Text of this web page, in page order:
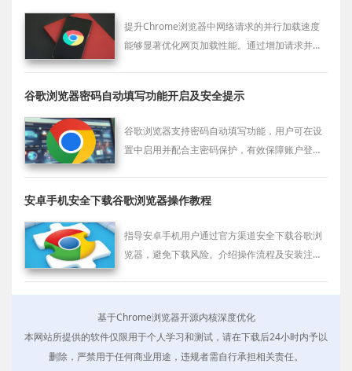
提升Chrome浏览器中网络请求的并行加载速度
能够显著优化网页加载性能。通过增加请求并行
谷歌浏览器密码自动填写功能开启及安全提示
谷歌浏览器支持密码自动填写功能，用户可在设
置中启用并配合主密码保护，有效保障账户登录
安卓手机安全下载谷歌浏览器操作教程
指导安卓手机用户通过官方渠道安全下载谷歌浏
览器，避免下载风险。介绍操作流程及安装注意
基于Chrome浏览器开源内核深度优化
本网站所提供的软件仅限用于个人学习和测试，请在下载后24小时内予以
删除，严禁用于任何商业用途，违规者需自行承担相关责任。